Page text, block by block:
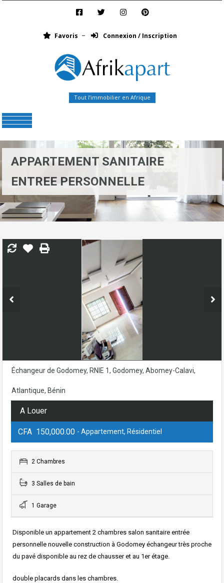
Favoris Connexion / Inscription
Tout l’immobilier en Afrique
APPARTEMENT SANITAIRE
ENTREE PERSONNELLE
Échangeur de Godomey, RNIE 1, Godomey, Abomey-Calavi,
Atlantique, Bénin
A Louer
CFA 150,000.00 - Appartement, Résidentiel
2 Chambres
3 Salles de bain
1 Garage
Disponible un appartement 2 chambres salon sanitaire entrée
personnelle nouvelle construction à Godomey échangeur très proche
du pavé disponible au rez de chausser et au 1er étage.
double placards dans les chambres.